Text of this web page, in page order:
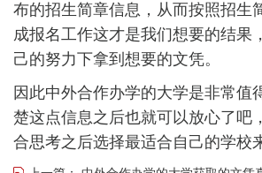
布的招生简章信息，从而按照招生
成报名工作这才是我们想要的结果
己的努力下拿到想要的文凭。
因此中外合作办学的大学是非常值
楚这点信息之后也就可以放心了吧
合思考之后选择最适合自己的学校